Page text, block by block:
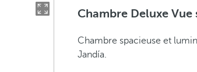
Chambre Deluxe Vue
Chambre spacieuse et
Jandía.